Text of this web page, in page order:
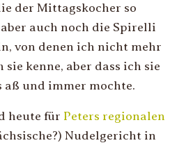
der Mittagskocher so
auch noch die Spirelli
von denen ich nicht mehr
kenne, aber dass ich sie
und immer mochte.
heute für Peters regionalen
Nudelgericht in